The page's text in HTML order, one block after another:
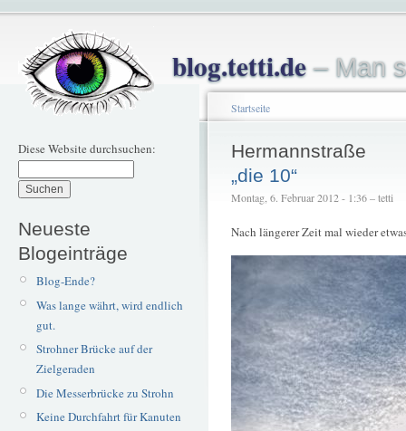
blog.tetti.de– Man
Diese Website durchsuchen:
Neueste
Blogeinträge
Blog-Ende?
Was lange währt, wird endlich
gut.
Strohner Brücke auf der
Zielgeraden
Die Messerbrücke zu Strohn
Keine Durchfahrt für Kanuten
Startseite
Hermannstraße
„die 10“
Montag, 6. Februar 2012 - 1:36 – tetti
Nach längerer Zeit mal wieder